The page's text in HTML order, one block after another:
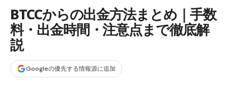
BTCCからの出金方法まとめ｜手数
料・出金時間・注意点まで徹底解
説
Googleの優先する情報源に追加